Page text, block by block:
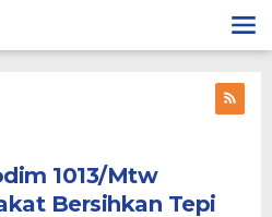
1013/Mtw
Bersihkan Tepi